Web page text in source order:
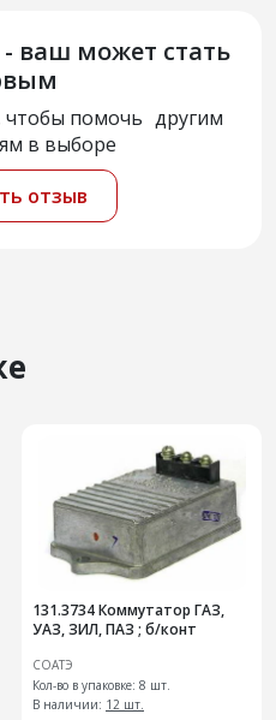
ваш может стать
чтобы помочь другим
в выборе
отзыв
131.3734 Коммутатор ГАЗ,
УАЗ, ЗИЛ, ПАЗ ; б/конт
СОАТЭ
Кол-во в упаковке: 8 шт.
В наличии: 12 шт.